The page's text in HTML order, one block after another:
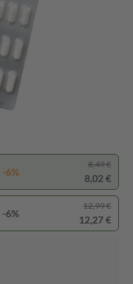
-6%
8,49 €
8,02 €
-6%
12,99 €
12,27 €